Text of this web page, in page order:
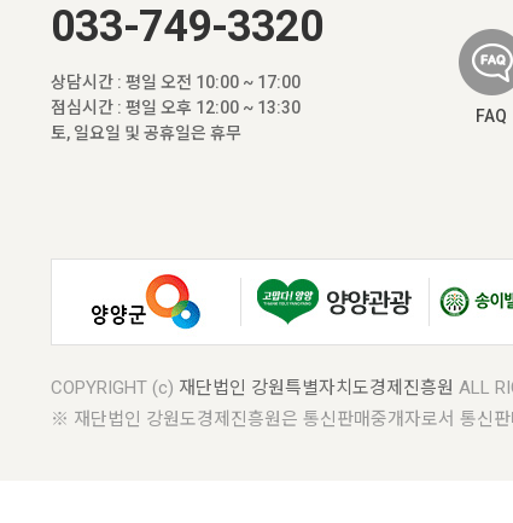
033-749-3320
상담시간 : 평일 오전 10:00 ~ 17:00
점심시간 : 평일 오후 12:00 ~ 13:30
토, 일요일 및 공휴일은 휴무
FAQ
COPYRIGHT (c) 재단법인 강원특별자치도경제진흥원 ALL
※ 재단법인 강원도경제진흥원은 통신판매중개자로서 통신